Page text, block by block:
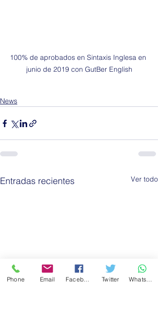
100% de aprobados en Sintaxis Inglesa en
junio de 2019 con GutBer English
News
Entradas recientes Ver todo
Phone Email Twitter